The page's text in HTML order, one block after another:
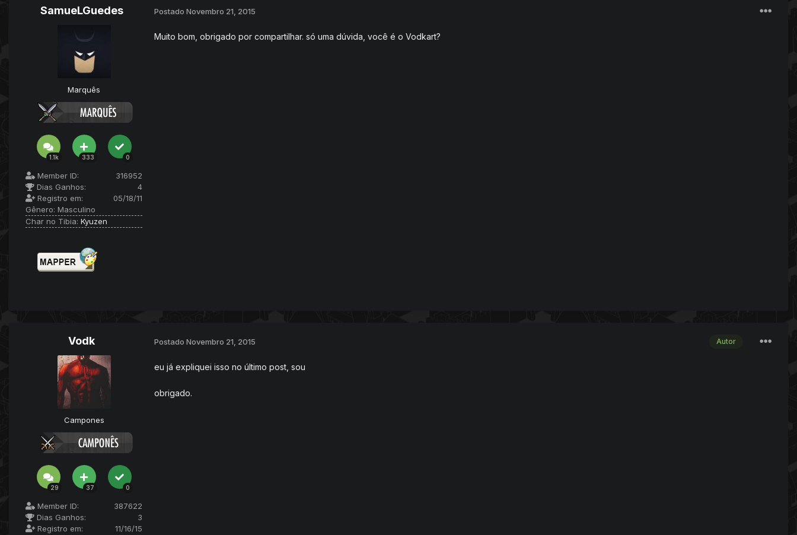
SamueLGuedes
Marquês
1.1k 333 0
Member ID:
316952
Dias Ganhos:
4
Registro em:
05/18/11
Gênero: Masculino
Char no Tibia: Kyuzen
Postado Novembro 21, 2015
Muito bom, obrigado por compartilhar. só uma dúvida, você é o Vodkart?
Vodk
Campones
29 37 0
Member ID:
387622
Dias Ganhos:
3
Registro em:
11/16/15
Autor
Postado Novembro 21, 2015
eu já expliquei isso no último post, sou
obrigado.